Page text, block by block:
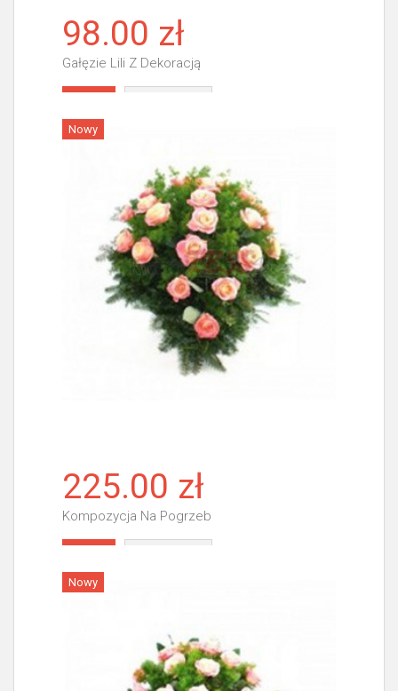
98.00 zł
Gałęzie Lili Z Dekoracją
Nowy
225.00 zł
Kompozycja Na Pogrzeb
Nowy